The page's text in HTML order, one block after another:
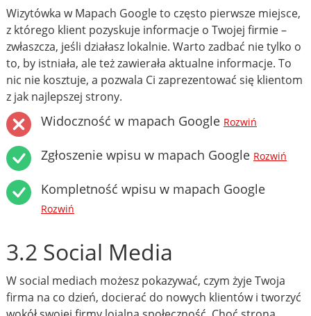
Wizytówka w Mapach Google to często pierwsze miejsce,
z którego klient pozyskuje informacje o Twojej firmie –
zwłaszcza, jeśli działasz lokalnie. Warto zadbać nie tylko o
to, by istniała, ale też zawierała aktualne informacje. To
nic nie kosztuje, a pozwala Ci zaprezentować się klientom
z jak najlepszej strony.
Widoczność w mapach Google Rozwiń
Zgłoszenie wpisu w mapach Google Rozwiń
Kompletność wpisu w mapach Google
Rozwiń
3.2 Social Media
W social mediach możesz pokazywać, czym żyje Twoja
firma na co dzień, docierać do nowych klientów i tworzyć